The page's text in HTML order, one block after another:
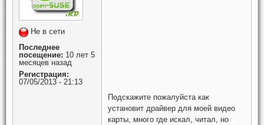
Не в сети
Последнее
посещение: 10 лет 5
месяцев назад
Регистрация:
07/05/2013 - 21:13
Подскажите пожалуйста как
установит драйвер для моей видео
карты, много где искал, читал, но